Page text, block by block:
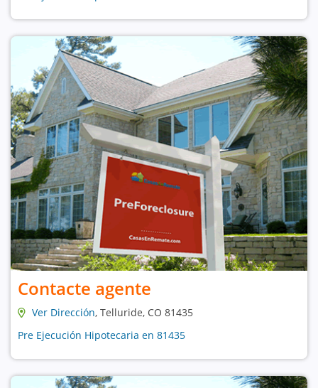
Contacte agente
Ver Dirección, Telluride, CO 81435
Pre Ejecución Hipotecaria en 81435